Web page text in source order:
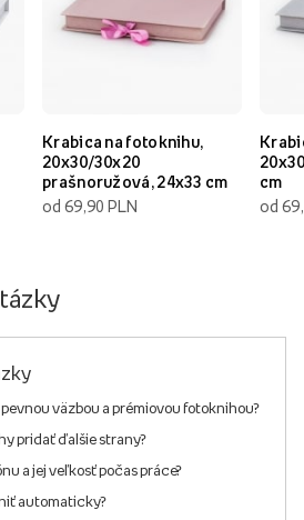
Krabica na fotoknihu,
20x30/30x20
prašnoružová, 24x33 cm
od 69,90 PLN
cm
od
väzbou a prémiovou fotoknihou?
pridať ďalšie strany?
a jej veľkosť počas práce?
automaticky?